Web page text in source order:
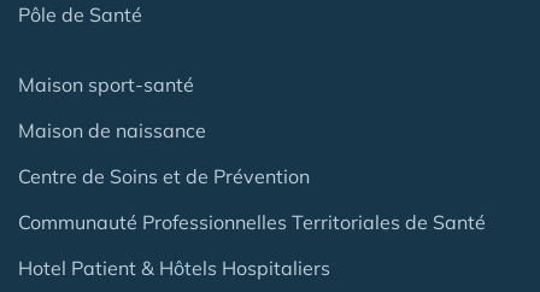
Pôle de Santé
Maison sport-santé
Maison de naissance
Centre de Soins et de Prévention
Communauté Professionnelles Territoriales de Santé
Hotel Patient & Hôtels Hospitaliers